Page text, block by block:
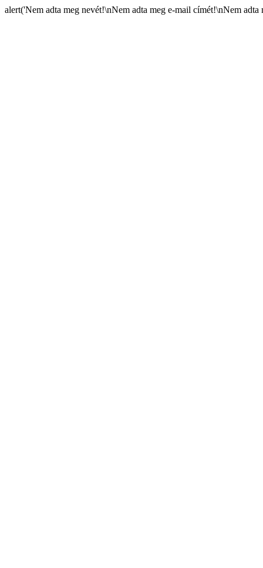
alert('Nem adta meg nevét!\nNem adta meg e-mail címét!\nNem